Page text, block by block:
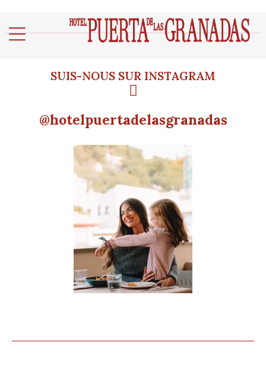
SUIS-NOUS SUR INSTAGRAM
@hotelpuertadelasgranadas